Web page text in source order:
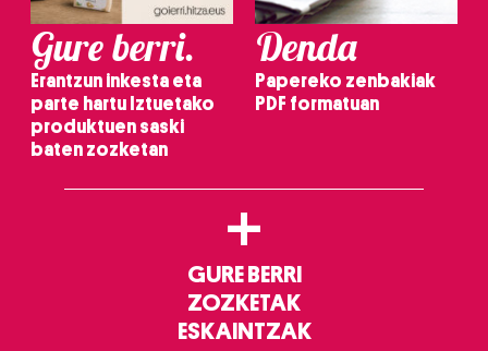
Gure berri.
Erantzun inkesta eta
parte hartu Iztuetako
produktuen saski
baten zozketan
Denda
Papereko zenbakiak
PDF formatuan
+
GURE BERRI
ZOZKETAK
ESKAINTZAK